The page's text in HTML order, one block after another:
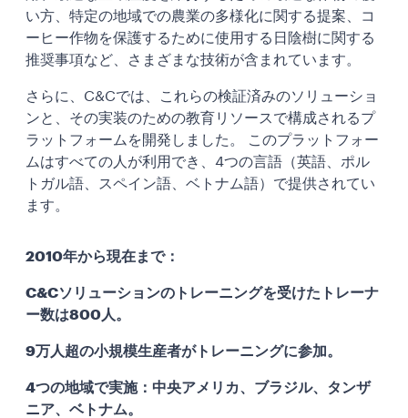
い方、特定の地域での農業の多様化に関する提案、コ
ーヒー作物を保護するために使用する日陰樹に関する
推奨事項など、さまざまな技術が含まれています。
さらに、C&Cでは、これらの検証済みのソリューショ
ンと、その実装のための教育リソースで構成されるプ
ラットフォームを開発しました。 このプラットフォー
ムはすべての人が利用でき、4つの言語（英語、ポル
トガル語、スペイン語、ベトナム語）で提供されてい
ます。
2010年から現在まで：
C&Cソリューションのトレーニングを受けたトレーナ
ー数は800人。
9万人超の小規模生産者がトレーニングに参加。
4つの地域で実施：中央アメリカ、ブラジル、タンザ
ニア、ベトナム。